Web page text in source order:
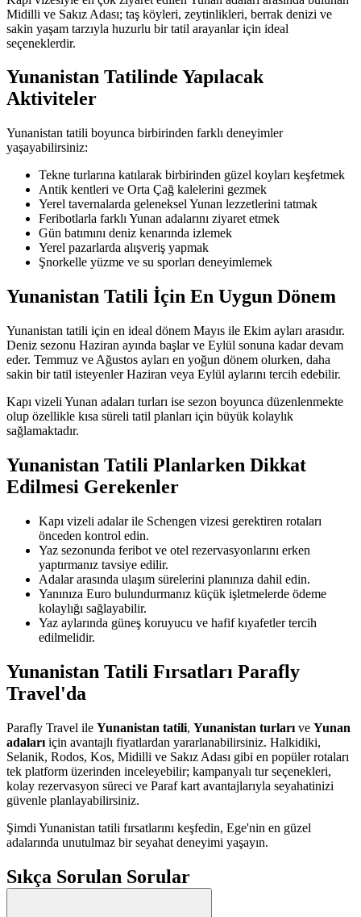
Midilli ve Sakız Adası; taş köyleri, zeytinlikleri, berrak denizi ve
sakin yaşam tarzıyla huzurlu bir tatil arayanlar için ideal
seçeneklerdir.
Yunanistan Tatilinde Yapılacak
Aktiviteler
Yunanistan tatili boyunca birbirinden farklı deneyimler
yaşayabilirsiniz:
Tekne turlarına katılarak birbirinden güzel koyları keşfetmek
Antik kentleri ve Orta Çağ kalelerini gezmek
Yerel tavernalarda geleneksel Yunan lezzetlerini tatmak
Feribotlarla farklı Yunan adalarını ziyaret etmek
Gün batımını deniz kenarında izlemek
Yerel pazarlarda alışveriş yapmak
Şnorkelle yüzme ve su sporları deneyimlemek
Yunanistan Tatili İçin En Uygun Dönem
Yunanistan tatili için en ideal dönem Mayıs ile Ekim ayları arasıdır.
Deniz sezonu Haziran ayında başlar ve Eylül sonuna kadar devam
eder. Temmuz ve Ağustos ayları en yoğun dönem olurken, daha
sakin bir tatil isteyenler Haziran veya Eylül aylarını tercih edebilir.
Kapı vizeli Yunan adaları turları ise sezon boyunca düzenlenmekte
olup özellikle kısa süreli tatil planları için büyük kolaylık
sağlamaktadır.
Yunanistan Tatili Planlarken Dikkat
Edilmesi Gerekenler
Kapı vizeli adalar ile Schengen vizesi gerektiren rotaları
önceden kontrol edin.
Yaz sezonunda feribot ve otel rezervasyonlarını erken
yaptırmanız tavsiye edilir.
Adalar arasında ulaşım sürelerini planınıza dahil edin.
Yanınıza Euro bulundurmanız küçük işletmelerde ödeme
kolaylığı sağlayabilir.
Yaz aylarında güneş koruyucu ve hafif kıyafetler tercih
edilmelidir.
Yunanistan Tatili Fırsatları Parafly
Travel'da
Parafly Travel ile Yunanistan tatili, Yunanistan turları ve Yunan
adaları için avantajlı fiyatlardan yararlanabilirsiniz. Halkidiki,
Selanik, Rodos, Kos, Midilli ve Sakız Adası gibi en popüler rotaları
tek platform üzerinden inceleyebilir; kampanyalı tur seçenekleri,
kolay rezervasyon süreci ve Paraf kart avantajlarıyla seyahatinizi
güvenle planlayabilirsiniz.
Şimdi Yunanistan tatili fırsatlarını keşfedin, Ege'nin en güzel
adalarında unutulmaz bir seyahat deneyimi yaşayın.
Sıkça Sorulan Sorular